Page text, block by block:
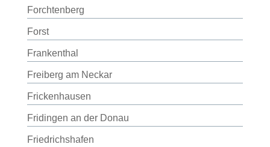
Forchtenberg
Forst
Frankenthal
Freiberg am Neckar
Frickenhausen
Fridingen an der Donau
Friedrichshafen